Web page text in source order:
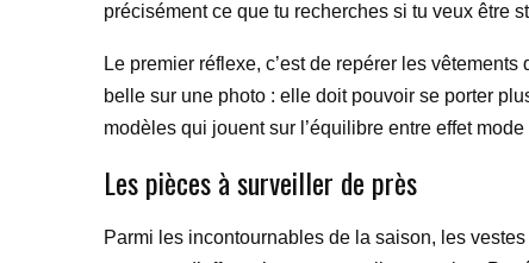
précisément ce que tu recherches si tu veux être
Le premier réflexe, c’est de repérer les
belle sur une photo : elle doit pouvoir se porter
modèles qui jouent sur l’équilibre entre effet mode
Les pièces à surveiller de près
Parmi les incontournables de la saison, les